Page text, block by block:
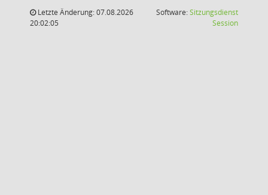
Letzte Änderung: 07.08.2026
20:02:05
Software:Sitzungsdienst
Session(Wird in